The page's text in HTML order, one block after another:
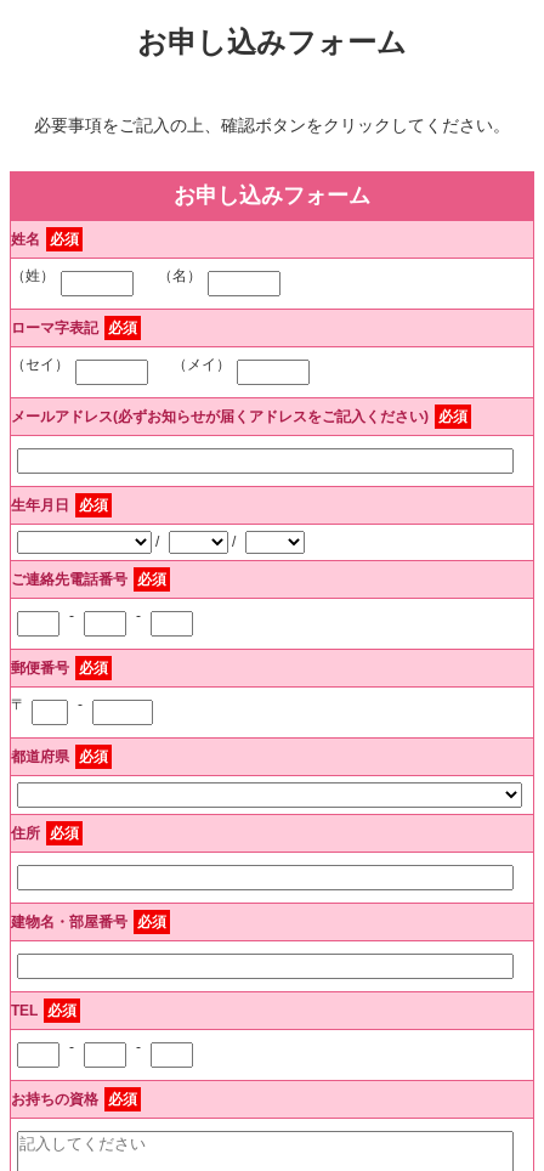
お申し込みフォーム
必要事項をご記入の上、確認ボタンをクリックしてください。
お申し込みフォーム
姓名 必須
（姓） （名）
ローマ字表記 必須
（セイ） （メイ）
メールアドレス(必ずお知らせが届くアドレスをご記入ください) 必須
生年月日 必須
/ /
ご連絡先電話番号 必須
- -
郵便番号 必須
〒 -
都道府県 必須
住所 必須
建物名・部屋番号 必須
TEL 必須
- -
お持ちの資格 必須